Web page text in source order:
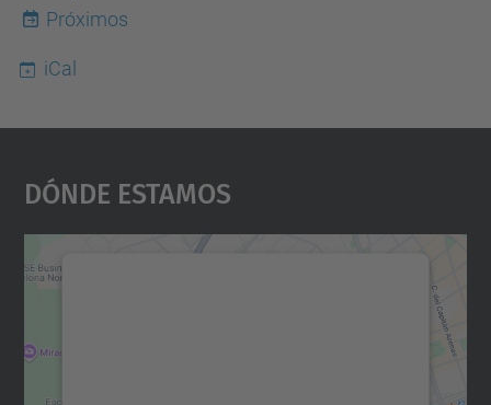
Próximos
iCal
Dónde Estamos